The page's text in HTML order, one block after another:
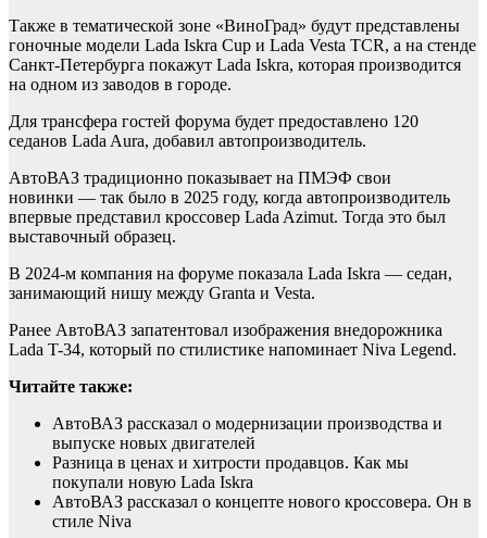
Также в тематической зоне «ВиноГрад» будут представлены
гоночные модели Lada Iskra Cup и Lada Vesta TCR, а на стенде
Санкт-Петербурга покажут Lada Iskra, которая производится
на одном из заводов в городе.
Для трансфера гостей форума будет предоставлено 120
седанов Lada Aura, добавил автопроизводитель.
АвтоВАЗ традиционно показывает на ПМЭФ свои
новинки — так было в 2025 году, когда автопроизводитель
впервые представил кроссовер Lada Azimut. Тогда это был
выставочный образец.
В 2024-м компания на форуме показала Lada Iskra — седан,
занимающий нишу между Granta и Vesta.
Ранее АвтоВАЗ запатентовал изображения внедорожника
Lada T-34, который по стилистике напоминает Niva Legend.
Читайте также:
АвтоВАЗ рассказал о модернизации производства и
выпуске новых двигателей
Разница в ценах и хитрости продавцов. Как мы
покупали новую Lada Iskra
АвтоВАЗ рассказал о концепте нового кроссовера. Он в
стиле Niva